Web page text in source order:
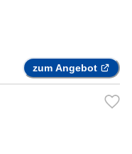
zum Angebot